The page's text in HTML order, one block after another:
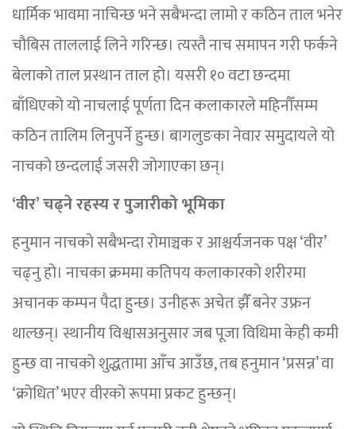
धार्मिक भावमा नाचिन्छ भने सबैभन्दा लामो र कठिन ताल भनेर
चौबिस ताललाई लिने गरिन्छ। त्यस्तै नाच समापन गरी फर्कने
बेलाको ताल प्रस्थान ताल हो। यसरी १० वटा छन्दमा
बाँधिएको यो नाचलाई पूर्णता दिन कलाकारले महिनौँसम्म
कठिन तालिम लिनुपर्ने हुन्छ। बागलुङका नेवार समुदायले यो
नाचको छन्दलाई जसरी जोगाएका छन्।
‘वीर’ चढ्ने रहस्य र पुजारीको भूमिका
हनुमान नाचको सबैभन्दा रोमाञ्चक र आश्चर्यजनक पक्ष ‘वीर’
चढ्नु हो। नाचका क्रममा कतिपय कलाकारको शरीरमा
अचानक कम्पन पैदा हुन्छ। उनीहरू अचेत झैँ बनेर उफ्रन
थाल्छन्। स्थानीय विश्वासअनुसार जब पूजा विधिमा केही कमी
हुन्छ वा नाचको शुद्धतामा आँच आउँछ, तब हनुमान ‘प्रसन्न’ वा
‘क्रोधित’ भएर वीरको रूपमा प्रकट हुन्छन्।